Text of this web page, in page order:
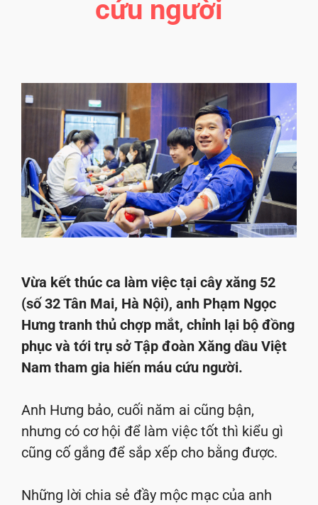
cứu người
Vừa kết thúc ca làm việc tại cây xăng 52
(số 32 Tân Mai, Hà Nội), anh Phạm Ngọc
Hưng tranh thủ chợp mắt, chỉnh lại bộ đồng
phục và tới trụ sở Tập đoàn Xăng dầu Việt
Nam tham gia hiến máu cứu người.
Anh Hưng bảo, cuối năm ai cũng bận,
nhưng có cơ hội để làm việc tốt thì kiểu gì
cũng cố gắng để sắp xếp cho bằng được.
Những lời chia sẻ đầy mộc mạc của anh